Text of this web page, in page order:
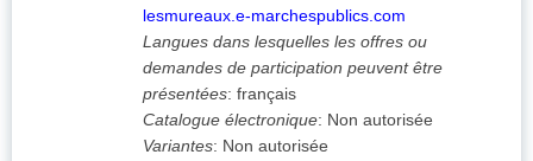
lesmureaux.e-marchespublics.com
Langues dans lesquelles les offres ou
demandes de participation peuvent être
présentées: français
Catalogue électronique: Non autorisée
Variantes: Non autorisée